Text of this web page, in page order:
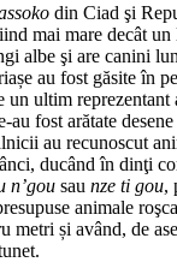
din Ciad şi
mai mare decât un
albe şi are canini
au fost găsite în
un ultim reprezentant
au fost arătate
au recunoscut
ducând în dinţi
n’gou sau nze ti gou,
animale
metri și având, de